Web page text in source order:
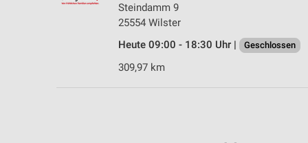
Steindamm 9
25554 Wilster
Heute 09:00 - 18:30 Uhr |
Geschlossen
309,97 km